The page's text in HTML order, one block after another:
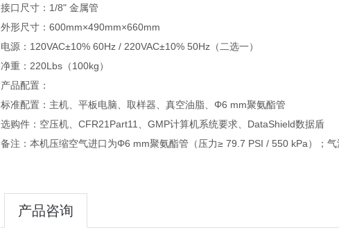
接口尺寸：1/8" 金属管
外形尺寸：600mm×490mm×660mm
电源：120VAC±10% 60Hz / 220VAC±10% 50Hz（二选一）
净重：220Lbs（100kg）
产品配置：
标准配置：主机、平板电脑、取样器、真空油脂、Φ6 mm聚氨酯管
选购件：空压机、CFR21Part11、GMP计算机系统要求、DataShield数据盾
备注：本机压缩空气进口为Φ6 mm聚氨酯管（压力≥ 79.7 PSI / 550 kPa）；气
产品咨询